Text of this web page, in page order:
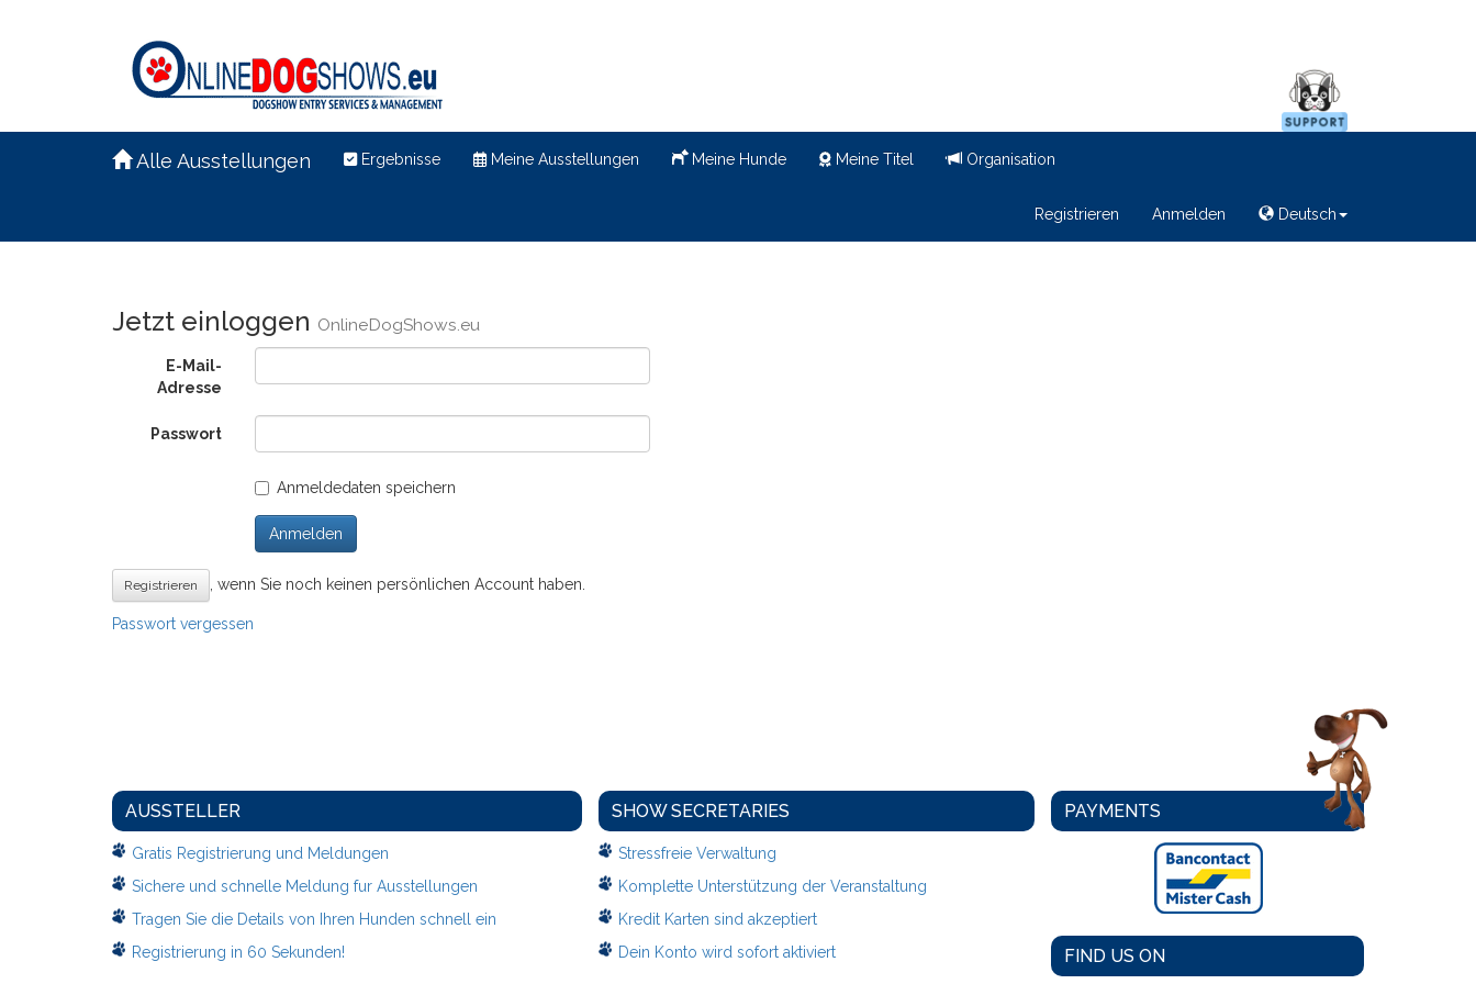
Alle Ausstellungen Ergebnisse Meine Ausstellungen Meine Hunde Meine Titel Organisation
Registrieren Anmelden Deutsch
Jetzt einloggen OnlineDogShows.eu
E-Mail-
Adresse
Passwort
Anmeldedaten speichern
Anmelden
Registrieren , wenn Sie noch keinen persönlichen Account haben.
Passwort vergessen
AUSSTELLER
Gratis Registrierung und Meldungen
Sichere und schnelle Meldung fur Ausstellungen
Tragen Sie die Details von Ihren Hunden schnell ein
Registrierung in 60 Sekunden!
SHOW SECRETARIES
Stressfreie Verwaltung
Komplette Unterstützung der Veranstaltung
Kredit Karten sind akzeptiert
Dein Konto wird sofort aktiviert
PAYMENTS
FIND US ON